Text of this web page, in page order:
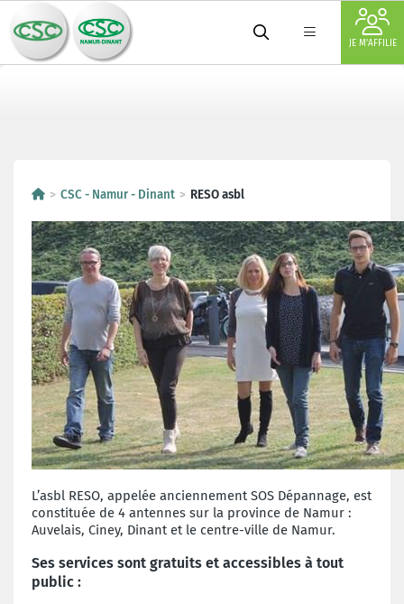
JE M'AFFILIE
CSC - Namur - Dinant RESO asbl
L’asbl RESO, appelée anciennement SOS Dépannage, est
constituée de 4 antennes sur la province de Namur :
Auvelais, Ciney, Dinant et le centre-ville de Namur.
Ses services sont gratuits et accessibles à tout
public :